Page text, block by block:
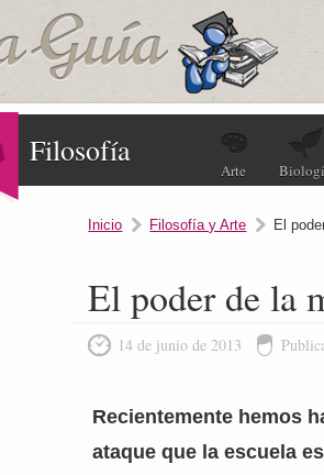
Filosofía
Arte
Inicio Filosofía y Arte El
El poder de la
14 de junio de 2013
Recientemente hemos
ataque que la escuela